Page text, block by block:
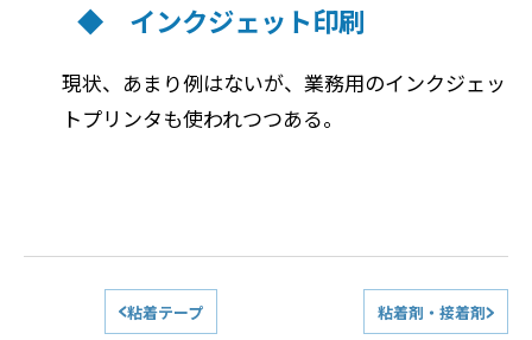
◆ インクジェット印刷
現状、あまり例はないが、業務用のインクジェッ
トプリンタも使われつつある。
粘着テープ 粘着剤・接着剤